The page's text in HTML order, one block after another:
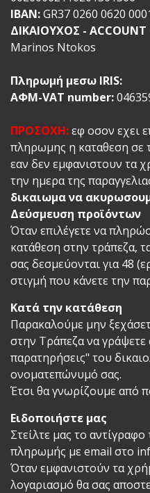
ΙΒΑN:GR37 0260 0620
ΔΙΚΑΙΟΥΧΟΣ - ACCOUNT
Marinos Ntokos
Πληρωμή μεσω IRIS:
ΑΦΜ-VAT number:
ΠΡΟΣΟΧΗ:εφ οσον εχει
πληρωμης η καταθεση σε
εαν δεν εμφανιστουν τα
την ημερα της
δικαιωμα να
Δεύσμευση προϊόντων
Όταν επιλέγετε να
κατάθεση στην τράπεζα,
σας δεσμεύονται για 48
στιγμή που κάνετε την
Κατά την κατάθεση
Παρακαλούμε μην
στην Τράπεζα να γράψετε
παρατηρήσεις" του
ονοματεπώνυμό σας.
Έτσι θα γνωρίζουμε από
Ειδοποιήστε μας
Στείλτε μας το
πληρωμής με email στο
Όταν εμφανιστούν τα
λογαριασμό θα σας